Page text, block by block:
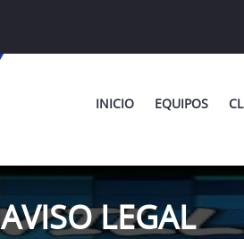
INICIO EQUIPOS
AVISO LEGAL